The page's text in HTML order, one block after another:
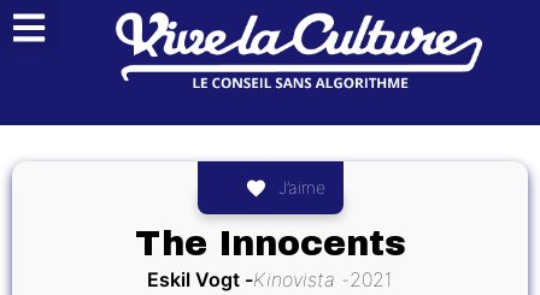
J’aime
The Innocents
Eskil Vogt Kinovista 2021